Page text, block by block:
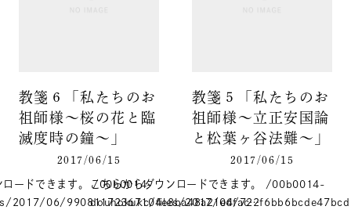
教箋６「私たちのお
祖師様～桜の花と臨
滅度時の鐘～」
2017/06/15
ロードできます。 /00b0014-
2017/06/99081172367104e8ba48a21e4fac…
教箋５「私たちのお
祖師様～立正安国論
と松葉ヶ谷法難～」
2017/06/15
こちらからダウンロードできます。 /00b0014-
douhokukc/files/2017/06/